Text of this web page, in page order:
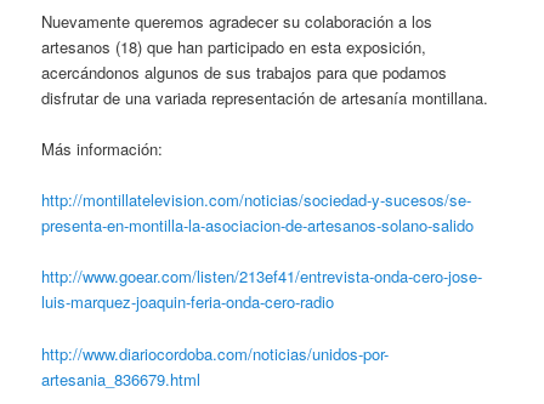
Nuevamente queremos agradecer su colaboración a los
artesanos (18) que han participado en esta exposición,
acercándonos algunos de sus trabajos para que podamos
disfrutar de una variada representación de artesanía montillana.
Más información:
http://montillatelevision.com/noticias/sociedad-y-sucesos/se-
presenta-en-montilla-la-asociacion-de-artesanos-solano-salido
http://www.goear.com/listen/213ef41/entrevista-onda-cero-jose-
luis-marquez-joaquin-feria-onda-cero-radio
http://www.diariocordoba.com/noticias/unidos-por-
artesania_836679.html